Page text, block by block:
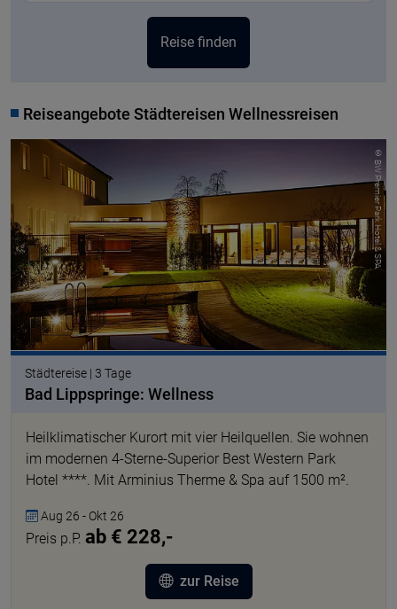
Reiseangebote Städtereisen Wellnessreisen
© BW Premier Park Hotel & SPA
Städtereise | 3 Tage
Bad Lippspringe: Wellness
Heilklimatischer Kurort mit vier Heilquellen. Sie wohnen
im modernen 4-Sterne-Superior Best Western Park
Hotel ****. Mit Arminius Therme & Spa auf 1500 m².
Aug 26 - Okt 26
Preis p.P. ab € 228,-
zur Reise